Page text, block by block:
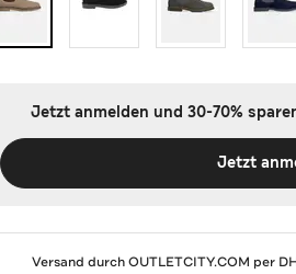
Jetzt anmelden und 30-70%
Jetzt
Versand durchOUTLETCITY.COM per